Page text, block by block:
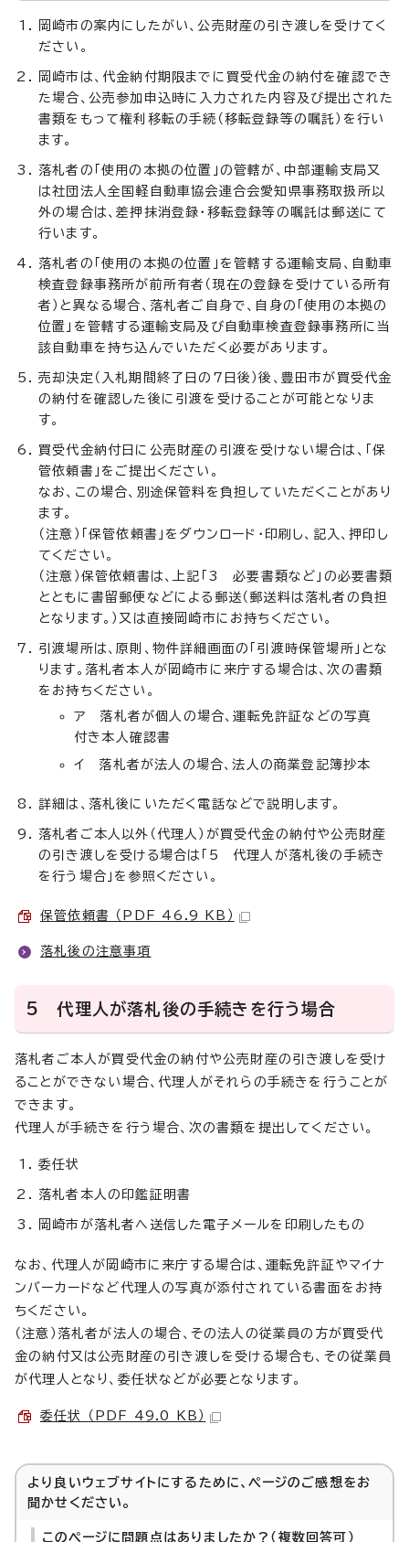
岡崎市の案内にしたがい、公売財産の引き渡しを受けてく
ださい。
岡崎市は、代金納付期限までに買受代金の納付を確認でき
た場合、公売参加申込時に入力された内容及び提出された
書類をもって権利移転の手続（移転登録等の嘱託）を行い
ます。
落札者の「使用の本拠の位置」の管轄が、中部運輸支局又
は社団法人全国軽自動車協会連合会愛知県事務取扱所以
外の場合は、差押抹消登録・移転登録等の嘱託は郵送にて
行います。
落札者の「使用の本拠の位置」を管轄する運輸支局、自動車
検査登録事務所が前所有者（現在の登録を受けている所有
者）と異なる場合、落札者ご自身で、自身の「使用の本拠の
位置」を管轄する運輸支局及び自動車検査登録事務所に当
該自動車を持ち込んでいただく必要があります。
売却決定（入札期間終了日の7日後）後、豊田市が買受代金
の納付を確認した後に引渡を受けることが可能となりま
す。
買受代金納付日に公売財産の引渡を受けない場合は、「保
管依頼書」をご提出ください。
なお、この場合、別途保管料を負担していただくことがあり
ます。
（注意）「保管依頼書」をダウンロード・印刷し、記入、押印し
てください。
（注意）保管依頼書は、上記「3 必要書類など」の必要書類
とともに書留郵便などによる郵送（郵送料は落札者の負担
となります。）又は直接岡崎市にお持ちください。
引渡場所は、原則、物件詳細画面の「引渡時保管場所」とな
ります。落札者本人が岡崎市に来庁する場合は、次の書類
をお持ちください。
ア 落札者が個人の場合、運転免許証などの写真
付き本人確認書
イ 落札者が法人の場合、法人の商業登記簿抄本
詳細は、落札後にいただく電話などで説明します。
落札者ご本人以外（代理人）が買受代金の納付や公売財産
の引き渡しを受ける場合は「5 代理人が落札後の手続き
を行う場合」を参照ください。
保管依頼書 （PDF 46.9 KB）
落札後の注意事項
5 代理人が落札後の手続きを行う場合
落札者ご本人が買受代金の納付や公売財産の引き渡しを受け
ることができない場合、代理人がそれらの手続きを行うことが
できます。
代理人が手続きを行う場合、次の書類を提出してください。
委任状
落札者本人の印鑑証明書
岡崎市が落札者へ送信した電子メールを印刷したもの
なお、代理人が岡崎市に来庁する場合は、運転免許証やマイナ
ンバーカードなど代理人の写真が添付されている書面をお持
ちください。
（注意）落札者が法人の場合、その法人の従業員の方が買受代
金の納付又は公売財産の引き渡しを受ける場合も、その従業員
が代理人となり、委任状などが必要となります。
委任状 （PDF 49.0 KB）
より良いウェブサイトにするために、ページのご感想をお
聞かせください。
このページに問題点はありましたか？（複数回答可）